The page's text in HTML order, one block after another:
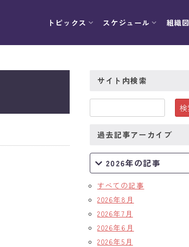
トピックス スケジュール 組織図
サイト内検索
過去記事アーカイブ
2026年の記事
すべての記事
2026年8月
2026年7月
2026年6月
2026年5月